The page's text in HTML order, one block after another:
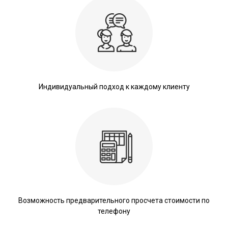
Индивидуальный подход к каждому клиенту
Возможность предварительного просчета стоимости по
телефону